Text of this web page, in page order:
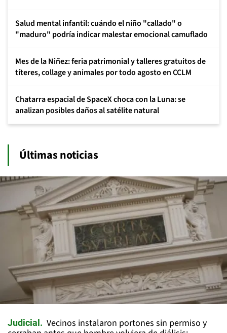
Salud mental infantil: cuándo el niño "callado" o
"maduro" podría indicar malestar emocional camuflado
Mes de la Niñez: feria patrimonial y talleres gratuitos de
títeres, collage y animales por todo agosto en CCLM
Chatarra espacial de SpaceX choca con la Luna: se
analizan posibles daños al satélite natural
Últimas noticias
Judicial
Vecinos instalaron portones sin permiso y